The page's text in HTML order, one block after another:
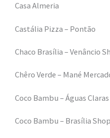
Casa Almeria
Castália Pizza – Pontão
Chaco Brasília – Venâncio
Chêro Verde – Mané
Coco Bambu – Águas Claras
Coco Bambu – Brasília